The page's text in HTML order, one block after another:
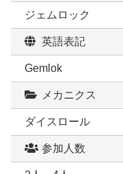
ジェムロック
英語表記
Gemlok
メカニクス
ダイスロール
参加人数